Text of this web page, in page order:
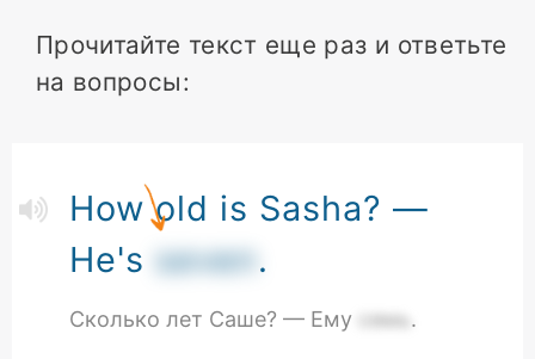
Прочитайте текст еще раз и ответьте
на вопросы:
How old is Sasha? —
He's seven .
Сколько лет Саше? — Ему семь .